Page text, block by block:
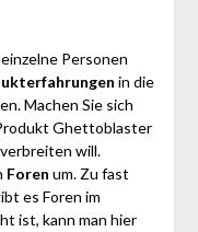
Personen
in die
Machen Sie sich
Ghettoblaster
will.
Foren um. Zu fast
es Foren im
ist, kann man hier